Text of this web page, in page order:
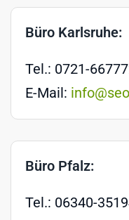
Büro Karlsruhe:
Tel.: 0721-
E-Mail:
Büro Pfalz:
Tel.: 06340-